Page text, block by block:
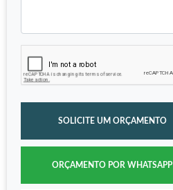
SOLICITE UM ORÇAMENTO
ORÇAMENTO POR WHATSAPP